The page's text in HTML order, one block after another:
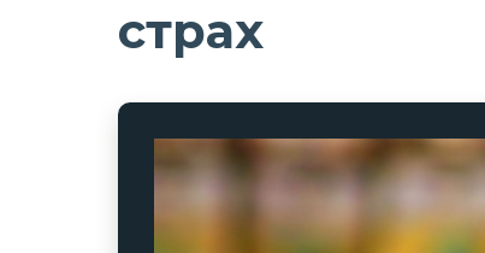
страх